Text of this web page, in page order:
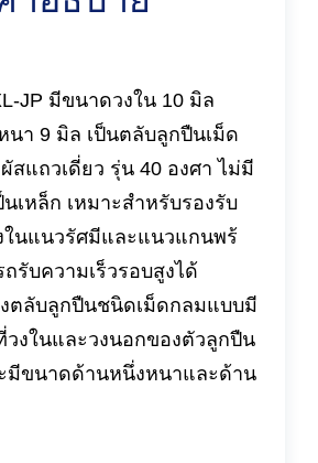
JP มีขนาดวงใน 10 มิล
นา 9 มิล เป็นตลับลูกปืนเม็ด
แถวเดี่ยว รุ่น 40 องศา ไม่มี
เหล็ก เหมาะสำหรับรองรับ
ในแนวรัศมีและแนวแกนพร้
รับความเร็วรอบสูงได้
ตลับลูกปืนชนิดเม็ดกลมแบบมี
งในและวงนอกของตัวลูกปืน
มีขนาดด้านหนึ่งหนาและด้าน